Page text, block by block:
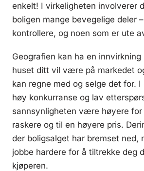
enkelt! I virkeligheten involverer
boligen mange bevegelige deler
kontrollere, og noen som er ute
Geografien kan ha en innvirkning
huset ditt vil være på markedet
kan regne med og selge det for. I
høy konkurranse og lav
sannsynligheten være høyere for
raskere og til en høyere pris.
der boligsalget har bremset ned,
jobbe hardere for å tiltrekke deg
kjøperen.